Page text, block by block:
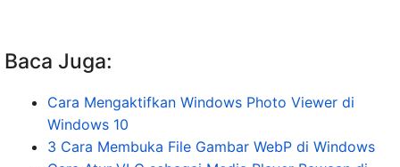
Baca Juga:
Cara Mengaktifkan Windows Photo Viewer di
Windows 10
3 Cara Membuka File Gambar WebP di Windows